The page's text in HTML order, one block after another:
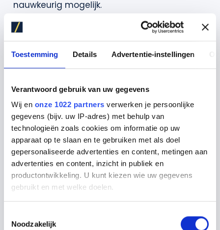
Toestemming Details Advertentie-instellingen
Verantwoord gebruik van uw gegevens
Wij en onze 1022 partners verwerken je persoonlijke
gegevens (bijv. uw IP-adres) met behulp van
technologieën zoals cookies om informatie op uw
apparaat op te slaan en te gebruiken met als doel
gepersonaliseerde advertenties en content, metingen aan
advertenties en content, inzicht in publiek en
productontwikkeling. U kunt kiezen wie uw gegevens
gebruikt en met welke doelen.
Informatie verzamelen over uw geografische locatie,
Noodzakelijk
nauwkeurig mogelijk.
2In de offerte zal uitdrukkelijk worden
opgenomen een volledige omschrijving van
de te leveren zaken en te verrichten
werkzaamheden, de totale (koop)prijs alsook
partijen worden aangeven. De ondernemer
wijst de afnemer in de offerte op zijn
zorgplicht voor artikelen, materialen en
gereedschappen van de ondernemer die
zich ter plaatse van het werk bevinden,
onverlet de wettelijke aansprakelijkheid van
de afnemer. Bij bestelling op afroep bevat de
offerte behalve een aanduiding van dit
begrip tevens informatie over de elementen
inzicht in de prijs van de materialen en in de